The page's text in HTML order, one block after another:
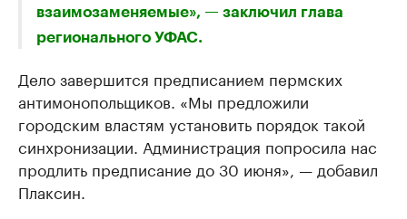
взаимозаменяемые», — заключил глава
регионального УФАС.
Дело завершится предписанием пермских
антимонопольщиков. «Мы предложили
городским властям установить порядок такой
синхронизации. Администрация попросила нас
продлить предписание до 30 июня», — добавил
Плаксин.